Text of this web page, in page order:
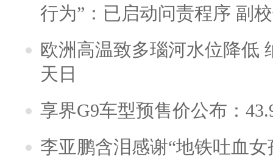
行为”：已启动问责程序 副
欧洲高温致多瑙河水位降低
天日
享界G9车型预售价公布：
李亚鹏含泪感谢“地铁吐血